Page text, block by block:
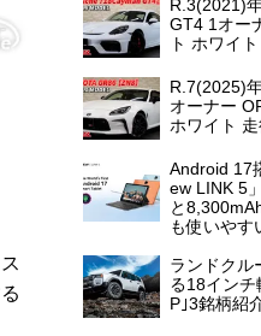
R.3(2021)
GT4 1オー
ト ホワイ
R.7(2025)
オーナー
ホワイト
Android 17
ew LINK 5
と
も使いやす
ランドクル
る18インチ
P｣3銘柄紹